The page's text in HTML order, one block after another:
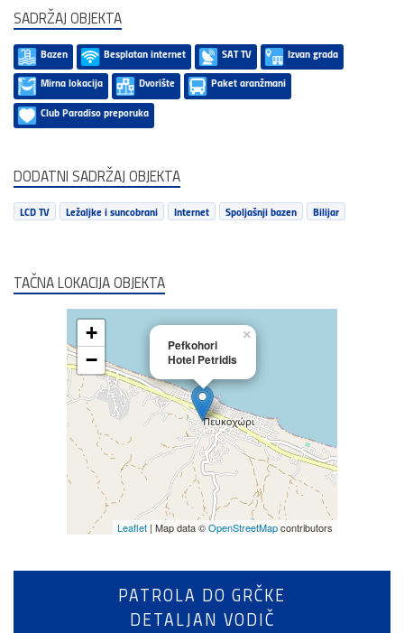
SADRŽAJ OBJEKTA
Bazen Besplatan internet SAT TV
Izvan grada
Mirna lokacija
Dvorište
Paket aranžmani
Club Paradiso preporuka
DODATNI SADRŽAJ OBJEKTA
LCD TV Ležaljke i suncobrani Internet Spoljašnji bazen Bilijar
TAČNA LOKACIJA OBJEKTA
Pefkohori
Hotel Petridis
×
+
−
Leaflet | Map data ©OpenStreetMapcontributors
PATROLA DO GRČKE
DETALJAN VODIČ